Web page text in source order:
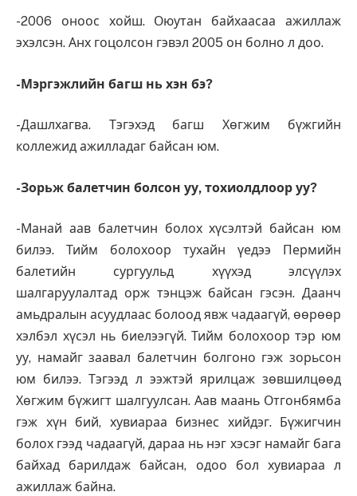
-2006 оноос хойш. Оюутан байхаасаа ажиллаж
эхэлсэн. Анх гоцолсон гэвэл 2005 он болно л доо.
-Мэргэжлийн багш нь хэн бэ?
-Дашлхагва. Тэгэхэд багш Хөгжим бүжгийн
коллежид ажилладаг байсан юм.
-Зорьж балетчин болсон уу, тохиолдлоор уу?
-Манай аав балетчин болох хүсэлтэй байсан юм
билээ. Тийм болохоор тухайн үедээ Пермийн
балетийн сургуульд хүүхэд элсүүлэх
шалгаруулалтад орж тэнцэж байсан гэсэн. Даанч
амьдралын асуудлаас болоод явж чадаагүй, өөрөөр
хэлбэл хүсэл нь биелээгүй. Тийм болохоор тэр юм
уу, намайг заавал балетчин болгоно гэж зорьсон
юм билээ. Тэгээд л ээжтэй ярилцаж зөвшилцөөд
Хөгжим бүжигт шалгуулсан. Аав маань Отгонбямба
гэж хүн бий, хувиараа бизнес хийдэг. Бүжигчин
болох гээд чадаагүй, дараа нь нэг хэсэг намайг бага
байхад барилдаж байсан, одоо бол хувиараа л
ажиллаж байна.